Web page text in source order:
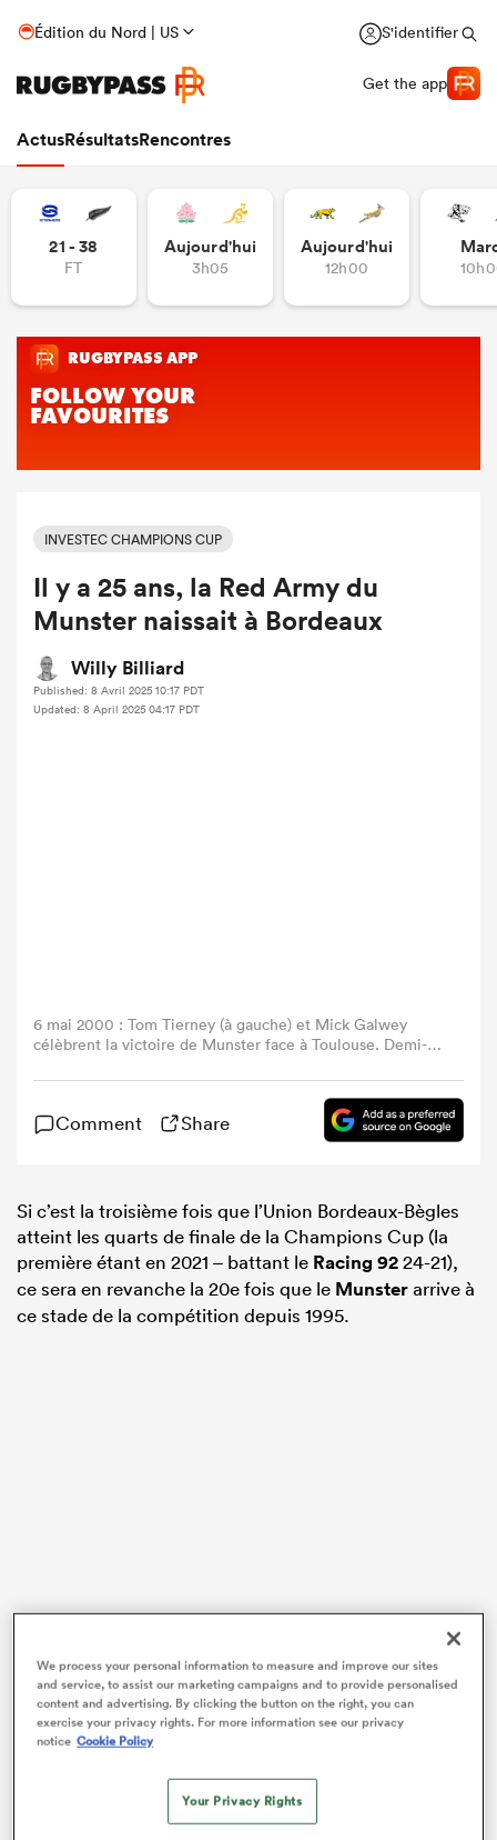
Édition du Nord | US S'identifier
Get the app
ActusRésultatsRencontres
21 - 38
FT
Aujourd'hui
3h05
Aujourd'hui
12h00
INVESTEC CHAMPIONS CUP
Il y a 25 ans, la Red Army du
Munster naissait à Bordeaux
Willy Billiard
Published: 8 Avril 2025 10:17 PDT
Updated: 8 April 2025 04:17 PDT
6 mai 2000 : Tom Tierney (à gauche) et Mick Galwey
célèbrent la victoire de Munster face à Toulouse. Demi-
Lescure, Bordeaux, France. Crédit photo : Matt Browne /
SPORTSFILE (Photo Sportsfile/Corbis/Sportsfile via Getty
Images)
Comment Share
Si c’est la troisième fois que l’Union Bordeaux-Bègles
atteint les quarts de finale de la Champions Cup (la
première étant en 2021 – battant le Racing 9224-21),
ce sera en revanche la 20e fois que le Munsterarrive à
ce stade de la compétition depuis 1995.
Ce ne sera en revanche pas la première fois que les
Munstermen se rendront à Bordeaux, au Stade
Chaban-Delmas, puisque leur première remonte à il y
a 25 ans, pour les demi-finales de ce qu’on appelait
alors la Heineken Cup pour affronter
We process your personal information to measure and improve our sites
and service, to assist our marketing campaigns and to provide personalised
content and advertising. By clicking the button on the right, you can
exercise your privacy rights. For more information see our privacy
notice Cookie Policy
Your Privacy Rights